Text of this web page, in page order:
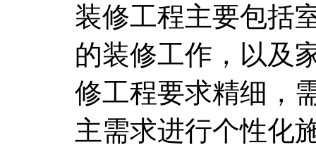
装修工程主要包括
的装修工作，以及
修工程要求精细，
主需求进行个性化